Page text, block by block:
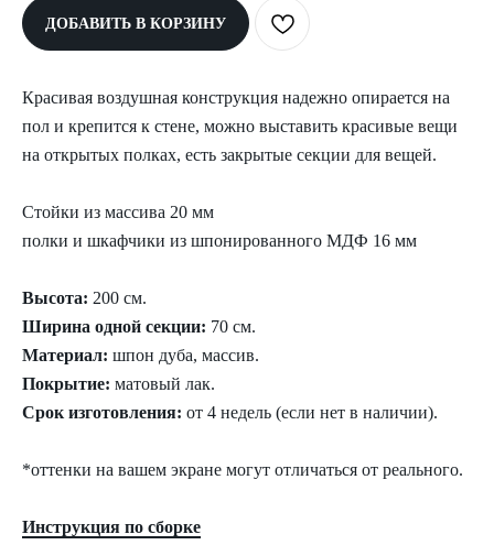
ДОБАВИТЬ В КОРЗИНУ
Красивая воздушная конструкция надежно опирается на
пол и крепится к стене, можно выставить красивые вещи
на открытых полках, есть закрытые секции для вещей.
Стойки из массива 20 мм
полки и шкафчики из шпонированного МДФ 16 мм
Высота: 200 см.
Ширина одной секции: 70 см.
Материал: шпон дуба, массив.
Покрытие: матовый лак.
Срок изготовления: от 4 недель (если нет в наличии).
*оттенки на вашем экране могут отличаться от реального.
Инструкция по сборке